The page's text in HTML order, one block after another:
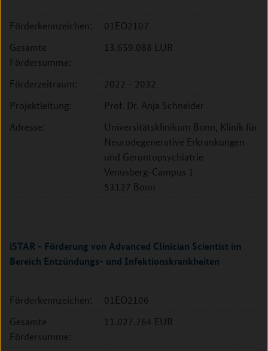
Förderkennzeichen:
01EO2107
Gesamte
Fördersumme:
13.659.088 EUR
Förderzeitraum:
2022 - 2032
Projektleitung:
Prof. Dr. Anja Schneider
Adresse:
Universitätsklinikum Bonn, Klinik für
Neurodegenerative Erkrankungen
und Gerontopsychiatrie
Venusberg-Campus 1
53127 Bonn
iSTAR - Förderung von Advanced Clinician Scientist im
Bereich Entzündungs- und Infektionskrankheiten
Förderkennzeichen:
01EO2106
Gesamte
Fördersumme:
11.027.764 EUR